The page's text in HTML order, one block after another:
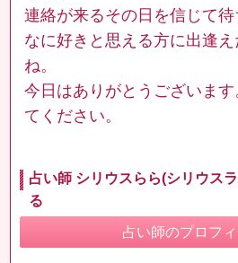
連絡が来るその日を信じて
なに好きと思える方に出逢
ね。
今日はありがとうございま
てください。
占い師 シリウスらら(シリウス
る
占い師のプロフ